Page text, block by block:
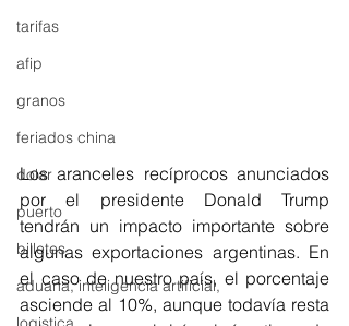
tarifas
afip
granos
feriados china
dolar
puerto
billetes
aduana, inteligencia artificial,
Los aranceles recíprocos anunciados
por el presidente Donald Trump
tendrán un impacto importante sobre
algunas exportaciones argentinas. En
el caso de nuestro país, el porcentaje
asciende al 10%, aunque todavía resta